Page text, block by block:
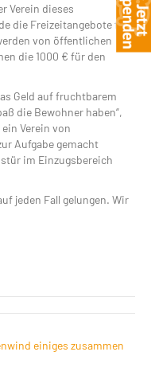
Verein dieses
die Freizeitangebote für
von öffentlichen
die 1000 € für den
Geld auf fruchtbarem
die Bewohner haben“,
Verein von
Aufgabe gemacht
im Einzugsbereich
jeden Fall gelungen. Wir
einiges zusammen